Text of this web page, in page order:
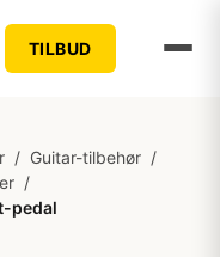
TILBUD
/ Guitar-tilbehør /
/
pedal